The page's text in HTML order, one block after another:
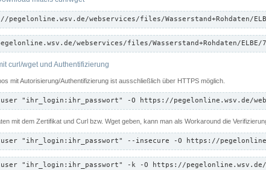
webservices/files/Wasserstand+Rohdaten/
webservices/files/Wasserstand+Rohdaten/ELBE/
curl/wget und Authentifizierung
mit Autorisierung/Authentifizierung ist ausschließlich über HTTPS möglich.
"ihr_login:ihr_passwort" -O https://pegelonline.wsv.de/
mit dem Zertifikat und Curl bzw. Wget geben, kann man als Workaround die
"ihr_login:ihr_passwort" --insecure -O https://
"ihr_login:ihr_passwort" -k -O https://